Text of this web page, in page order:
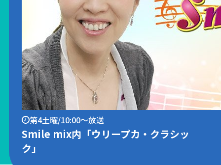
第4土曜/10:00～放送
Smile mix内「ウリープカ・クラシッ
ク」